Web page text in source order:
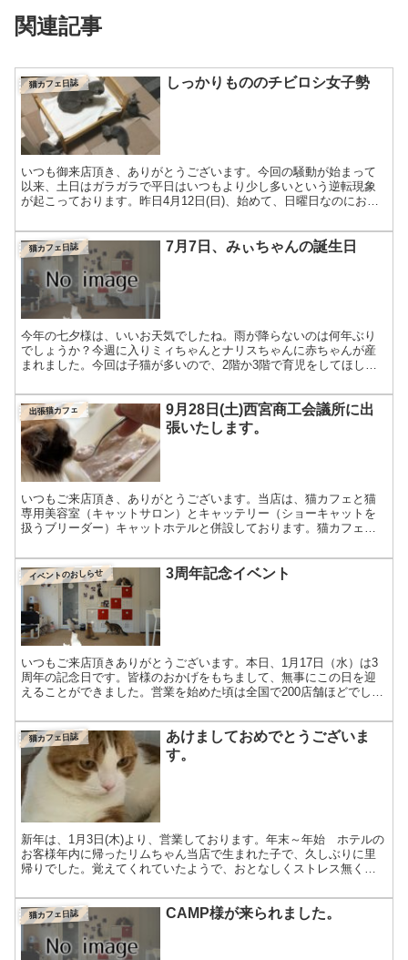
関連記事
猫カフェ日誌 しっかりもののチビロシ女子勢
いつも御来店頂き、ありがとうございます。今回の騒動が始まって
以来、土日はガラガラで平日はいつもより少し多いという逆転現象
が起こっております。昨日4月12日(日)、始めて、日曜日なのにお客
猫カフェ日誌 7月7日、みぃちゃんの誕生日
今年の七夕様は、いいお天気でしたね。雨が降らないのは何年ぶり
でしょうか？今週に入りミィちゃんとナリスちゃんに赤ちゃんが産
まれました。今回は子猫が多いので、2階か3階で育児をしてほしか
出張猫カフェ
9月28日(土)西宮商工会議所に出
張いたします。
いつもご来店頂き、ありがとうございます。当店は、猫カフェと猫
専用美容室（キャットサロン）とキャッテリー（ショーキャットを
扱うブリーダー）キャットホテルと併設しております。猫カフェで
ま...
イベントのおしらせ 3周年記念イベント
いつもご来店頂きありがとうございます。本日、1月17日（水）は3
周年の記念日です。皆様のおかげをもちまして、無事にこの日を迎
えることができました。営業を始めた頃は全国で200店舗ほどでした
猫カフェ日誌
あけましておめでとうございま
す。
新年は、1月3日(木)より、営業しております。年末～年始 ホテルの
お客様年内に帰ったリムちゃん当店で生まれた子で、久しぶりに里
帰りでした。覚えてくれていたようで、おとなしくストレス無く過
猫カフェ日誌 CAMP様が来られました。